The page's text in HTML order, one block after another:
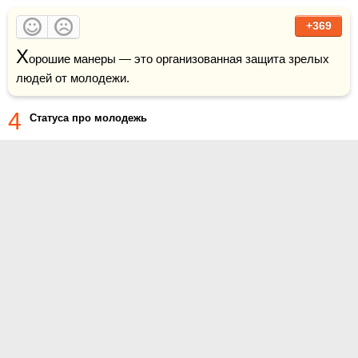
+369
Хорошие манеры — это организованная защита зрелых
людей от молодежи.
4 Статуса про молодежь